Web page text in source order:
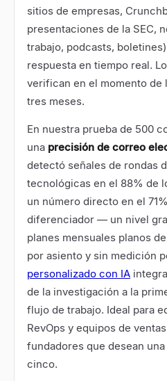
sitios de empresas,
presentaciones de la SEC,
trabajo, podcasts,
respuesta en tiempo real.
verifican en el momento de
tres meses.
En nuestra prueba de 500
una precisión de correo
detectó señales de rondas
tecnológicas en el 88% de
un número directo en el
diferenciador — un nivel
planes mensuales planos
por asiento y sin medición
personalizado con IA
de la investigación a la
flujo de trabajo. Ideal para
RevOps y equipos de
fundadores que desean
cinco.